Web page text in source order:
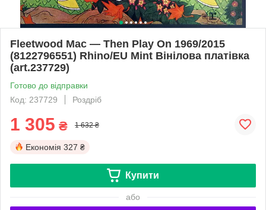
Fleetwood Mac — Then Play On 1969/2015
(8122796551) Rhino/EU Mint Вінілова платівка
(art.237729)
Готово до відправки
Код: 237729
Роздріб
1 305 ₴ 1 632 ₴
Економія 327 ₴
Купити
або